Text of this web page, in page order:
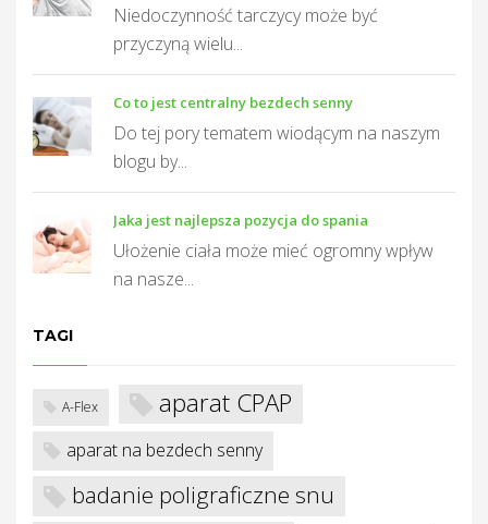
Niedoczynność tarczycy może być
przyczyną wielu...
Co to jest centralny bezdech senny
Do tej pory tematem wiodącym na naszym
blogu by...
Jaka jest najlepsza pozycja do spania
Ułożenie ciała może mieć ogromny wpływ
na nasze...
TAGI
A-Flex aparat CPAP
aparat na bezdech senny
badanie poligraficzne snu